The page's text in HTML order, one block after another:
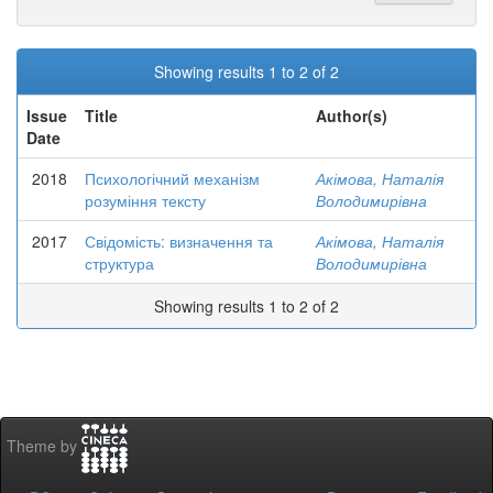
Showing results 1 to 2 of 2
Issue
Date
Title Author(s)
2018
Психологічний механізм
розуміння тексту
Акімова, Наталія
Володимирівна
2017
Свідомість: визначення та
структура
Акімова, Наталія
Володимирівна
Showing results 1 to 2 of 2
Theme by